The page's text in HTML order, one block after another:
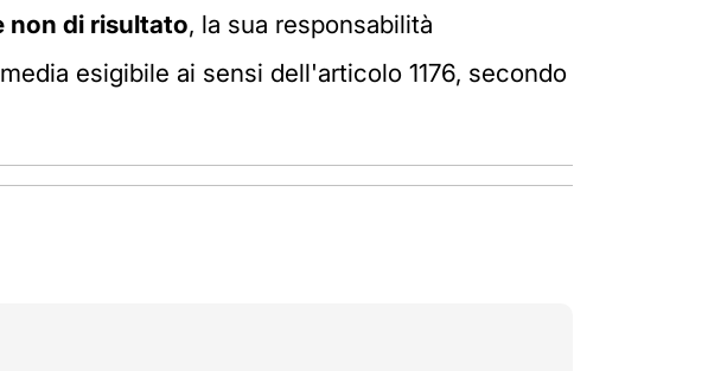
non di risultato, la sua responsabilità
esigibile ai sensi dell'articolo 1176, secondo